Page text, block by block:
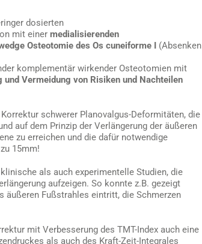
dosierten
mit einer medialisierenden
Osteotomie des Os cuneiforme I (Absenken
komplementär wirkender Osteotomien mit
und Vermeidung von Risiken und Nachteilen
schwerer Planovalgus-Deformitäten, die
auf dem Prinzip der Verlängerung der äußeren
zu erreichen und die dafür notwendige
15mm!
als auch experimentelle Studien, die
aufzeigen. So konnte z.B. gezeigt
äußeren Fußstrahles eintritt, die Schmerzen
mit Verbesserung des TMT-Index auch eine
als auch des Kraft-Zeit-Integrales